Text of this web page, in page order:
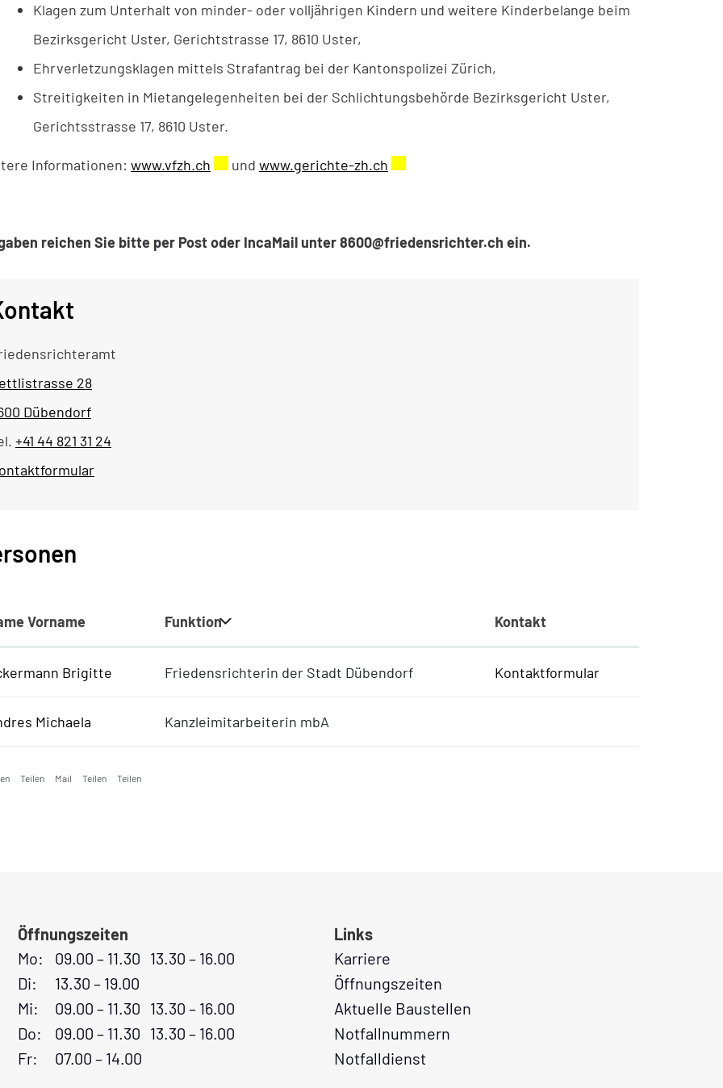
Klagen zum Unterhalt von minder- oder volljährigen Kindern und weitere Kinderbelange beim
Bezirksgericht Uster, Gerichtstrasse 17, 8610 Uster,
Ehrverletzungsklagen mittels Strafantrag bei der Kantonspolizei Zürich,
Streitigkeiten in Mietangelegenheiten bei der Schlichtungsbehörde Bezirksgericht Uster,
Gerichtsstrasse 17, 8610 Uster.
Informationen: www.vfzh.ch Externer Link wird in einem neuen Fenster geöffnet.
und www.gerichte-zh.ch
reichen Sie bitte per Post oder IncaMail unter 8600@friedensrichter.ch ein.
28
Dübendorf
+41 44 821 31 24
Vorname Funktion Kontakt
Brigitte Friedensrichterin der Stadt Dübendorf Kontaktformular
Michaela Kanzleimitarbeiterin mbA
Teilen Mail Teilen Teilen
Öffnungszeiten
Mo:
09.00 – 11.30 13.30 – 16.00
Di:
13.30 – 19.00
Mi:
09.00 – 11.30 13.30 – 16.00
Do:
09.00 – 11.30 13.30 – 16.00
Fr:
07.00 – 14.00
Links
Karriere
Öffnungszeiten
Aktuelle Baustellen
Notfallnummern
Notfalldienst